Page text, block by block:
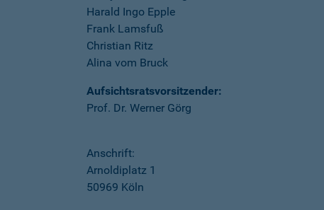
Harald Ingo Epple
Frank Lamsfuß
Christian Ritz
Alina vom Bruck
Aufsichtsratsvorsitzender:
Prof. Dr. Werner Görg
Anschrift:
Arnoldiplatz 1
50969 Köln